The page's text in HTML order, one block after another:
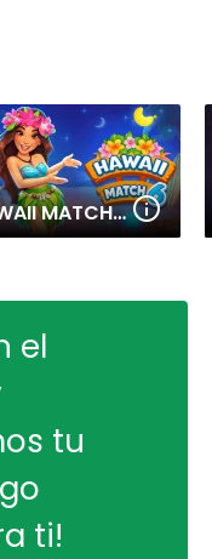
HAWAII MATCH 6
el
tu
ti!